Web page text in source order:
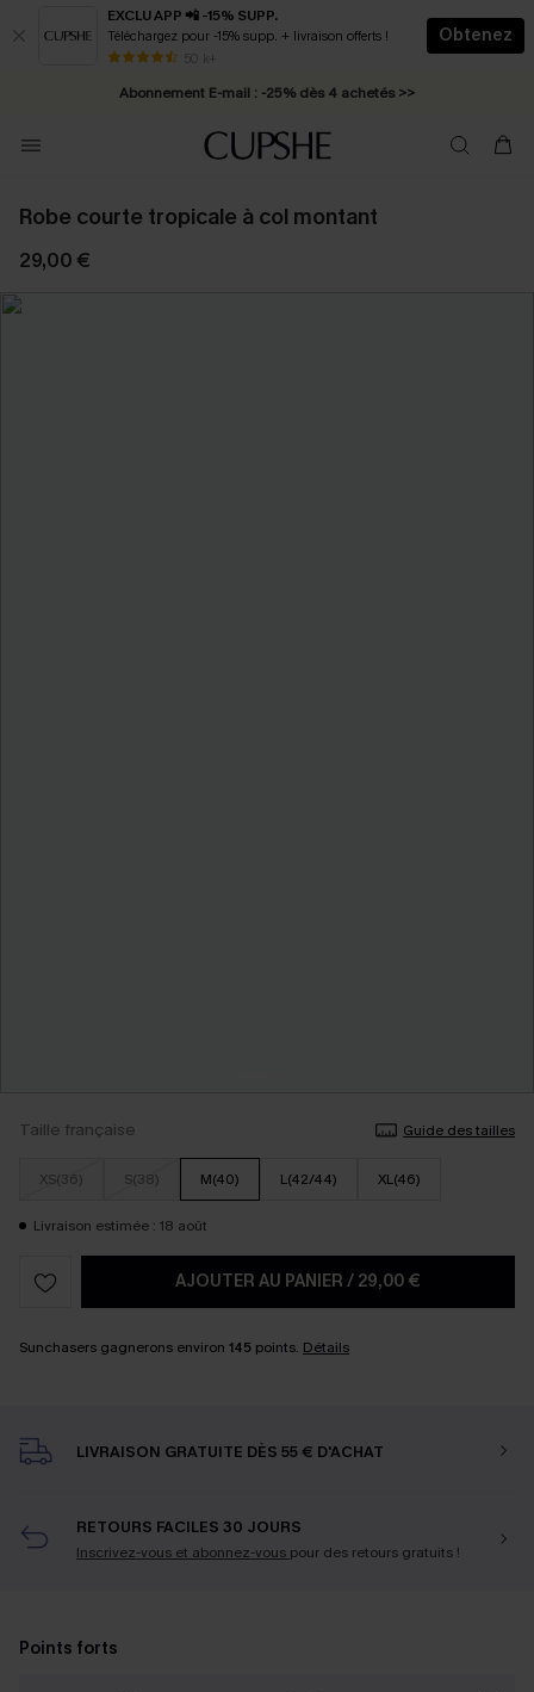
EXCLU APP 📲 -15% SUPP.
Téléchargez pour -15% supp. + livraison offerts !
50 k+
Obtenez
* Livraison éclair 2-3 jours ouvrés >>
Abonnement E-mail : -25% dès 4 achetés >>
Robe courte tropicale à col montant
29,00 €
Taille française Guide des tailles
XS(36) S(38) M(40) L(42/44) XL(46)
Livraison estimée : 18 août
AJOUTER AU PANIER / 29,00 €
Sunchasers gagnerons environ 145 points. Détails
LIVRAISON GRATUITE DÈS 55 € D'ACHAT
RETOURS FACILES 30 JOURS
Inscrivez-vous et abonnez-vous pour des retours gratuits !
Points forts